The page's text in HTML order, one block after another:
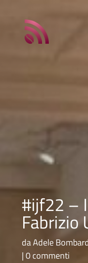
#ijf22 –
Fabrizio
daAdele
0 commenti